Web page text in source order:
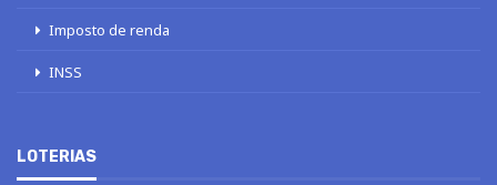
Imposto de renda
INSS
LOTERIAS